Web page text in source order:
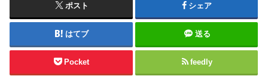
ポスト シェア
はてブ 送る
Pocket feedly